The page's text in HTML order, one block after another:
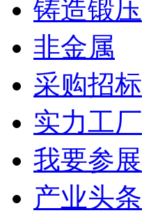
铸造锻压
非金属
采购招标
实力工厂
我要参展
产业头条